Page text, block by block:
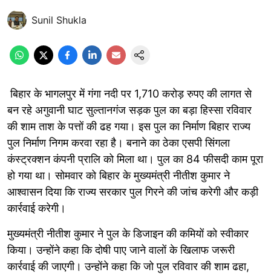
Sunil Shukla
बिहार के भागलपुर में गंगा नदी पर 1,710 करोड़ रुपए की लागत से
बन रहे अगुवानी घाट सुल्तानगंज सड़क पुल का बड़ा हिस्सा रविवार
की शाम ताश के पत्तों की ढह गया। इस पुल का निर्माण बिहार राज्य
पुल निर्माण निगम करवा रहा है। बनाने का ठेका एसपी सिंगला
कंस्ट्रक्शन कंपनी प्रालि को मिला था। पुल का 84 फीसदी काम पूरा
हो गया था। सोमवार को बिहार के मुख्यमंत्री नीतीश कुमार ने
आश्वासन दिया कि राज्य सरकार पुल गिरने की जांच करेगी और कड़ी
कार्रवाई करेगी।
मुख्यमंत्री नीतीश कुमार ने पुल के डिजाइन की कमियों को स्वीकार
किया। उन्होंने कहा कि दोषी पाए जाने वालों के खिलाफ जरूरी
कार्रवाई की जाएगी। उन्होंने कहा कि जो पुल रविवार की शाम ढहा,